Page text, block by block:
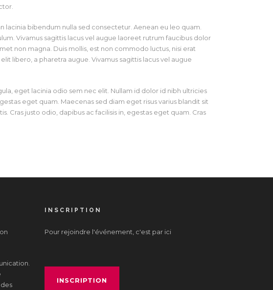
bibendum nulla sed consectetur. Aenean eu leo quam.
Vivamus sagittis lacus vel augue laoreet rutrum faucibus dolor
non magna. Duis mollis, est non commodo luctus, nisi erat
libero, a pharetra augue. Vivamus sagittis lacus vel augue
eget lacinia odio sem nec elit. Nullam id dolor id nibh ultricies
eget quam. Maecenas sed diam eget risus varius blandit sit
Cras justo odio, dapibus ac facilisis in, egestas eget quam. Cras
INSCRIPTION
Pour rejoindre l'événement, c'est par ici
INSCRIPTION